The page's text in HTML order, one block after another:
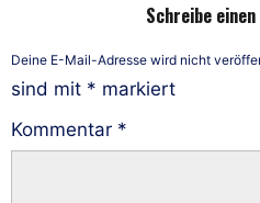
Schreibe
Deine E-Mail-Adresse wird nicht
sind mit * markiert
Kommentar *